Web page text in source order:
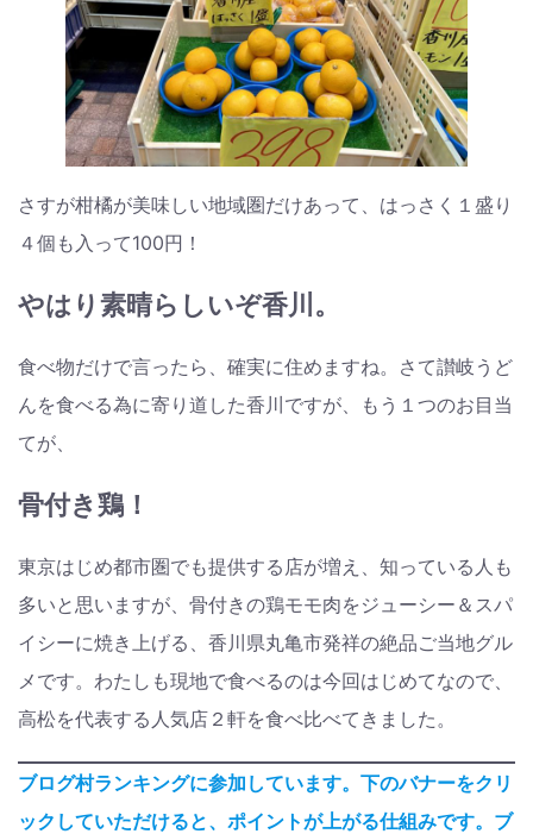
さすが柑橘が美味しい地域圏だけあって、はっさく１盛り
４個も入って100円！
やはり素晴らしいぞ香川。
食べ物だけで言ったら、確実に住めますね。さて讃岐うど
んを食べる為に寄り道した香川ですが、もう１つのお目当
てが、
骨付き鶏！
東京はじめ都市圏でも提供する店が増え、知っている人も
多いと思いますが、骨付きの鶏モモ肉をジューシー＆スパ
イシーに焼き上げる、香川県丸亀市発祥の絶品ご当地グル
メです。わたしも現地で食べるのは今回はじめてなので、
高松を代表する人気店２軒を食べ比べてきました。
ブログ村ランキングに参加しています。下のバナーをクリ
ックしていただけると、ポイントが上がる仕組みです。ブ